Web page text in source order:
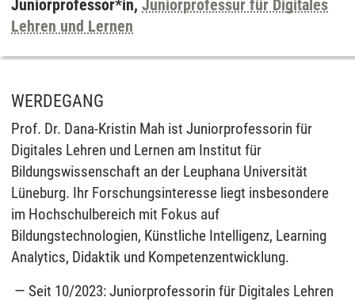
Juniorprofessor*in, Juniorprofessur für Digitales
Lehren und Lernen
WERDEGANG
Prof. Dr. Dana-Kristin Mah ist Juniorprofessorin für
Digitales Lehren und Lernen am Institut für
Bildungswissenschaft an der Leuphana Universität
Lüneburg. Ihr Forschungsinteresse liegt insbesondere
im Hochschulbereich mit Fokus auf
Bildungstechnologien, Künstliche Intelligenz, Learning
Analytics, Didaktik und Kompetenzentwicklung.
Seit 10/2023: Juniorprofessorin für Digitales Lehren